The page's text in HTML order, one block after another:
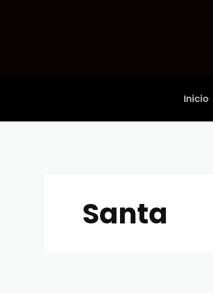
Inicio
Santa